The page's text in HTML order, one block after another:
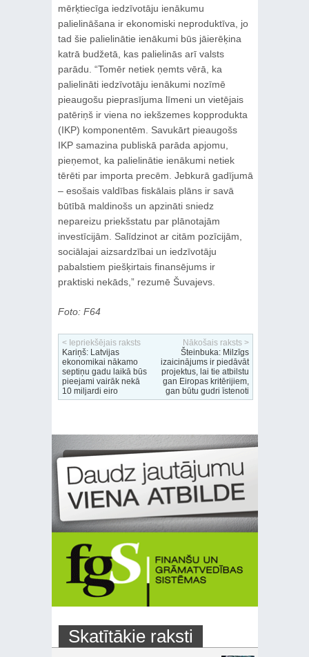
mērķtiecīga iedzīvotāju ienākumu
palielināšana ir ekonomiski neproduktīva, jo
tad šie palielinātie ienākumi būs jāierēķina
katrā budžetā, kas palielinās arī valsts
parādu. “Tomēr netiek ņemts vērā, ka
palielināti iedzīvotāju ienākumi nozīmē
pieaugošu pieprasījuma līmeni un vietējais
patēriņš ir viena no iekšzemes kopprodukta
(IKP) komponentēm. Savukārt pieaugošs
IKP samazina publiskā parāda apjomu,
pieņemot, ka palielinātie ienākumi netiek
tērēti par importa precēm. Jebkurā gadījumā
– esošais valdības fiskālais plāns ir savā
būtībā maldinošs un apzināti sniedz
nepareizu priekšstatu par plānotajām
investīcijām. Salīdzinot ar citām pozīcijām,
sociālajai aizsardzībai un iedzīvotāju
pabalstiem piešķirtais finansējums ir
praktiski nekāds,” rezumē Šuvajevs.
Foto: F64
< Iepriekšējais raksts
Kariņš: Latvijas
ekonomikai nākamo
septiņu gadu laikā būs
pieejami vairāk nekā
10 miljardi eiro
Nākošais raksts >
Šteinbuka: Milzīgs
izaicinājums ir piedāvāt
projektus, lai tie atbilstu
gan Eiropas kritērijiem,
gan būtu gudri īstenoti
Skatītākie raksti